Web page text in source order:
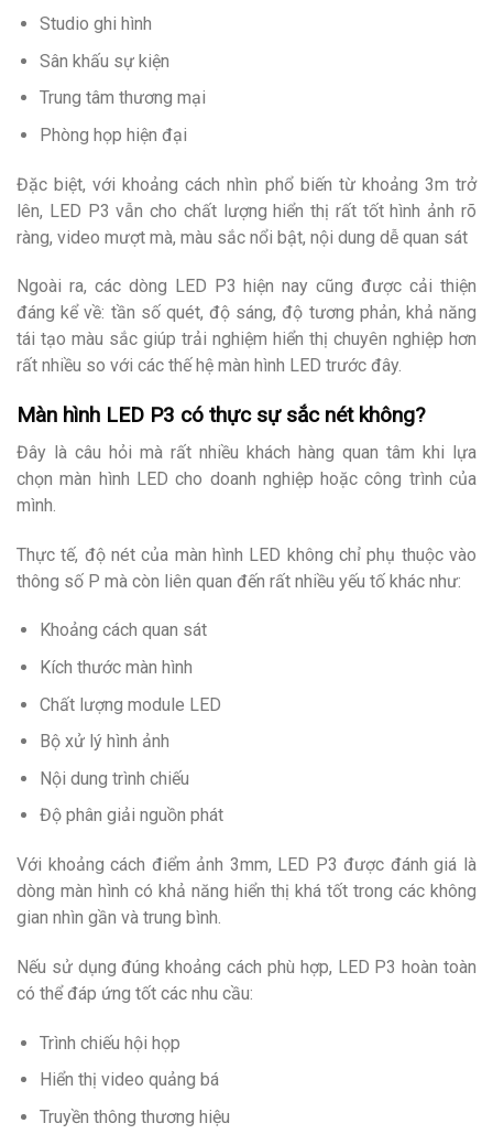
Studio ghi hình
Sân khấu sự kiện
Trung tâm thương mại
Phòng họp hiện đại
Đặc biệt, với khoảng cách nhìn phổ biến từ khoảng 3m trở
lên, LED P3 vẫn cho chất lượng hiển thị rất tốt hình ảnh rõ
ràng, video mượt mà, màu sắc nổi bật, nội dung dễ quan sát
Ngoài ra, các dòng LED P3 hiện nay cũng được cải thiện
đáng kể về: tần số quét, độ sáng, độ tương phản, khả năng
tái tạo màu sắc giúp trải nghiệm hiển thị chuyên nghiệp hơn
rất nhiều so với các thế hệ màn hình LED trước đây.
Màn hình LED P3 có thực sự sắc nét không?
Đây là câu hỏi mà rất nhiều khách hàng quan tâm khi lựa
chọn màn hình LED cho doanh nghiệp hoặc công trình của
mình.
Thực tế, độ nét của màn hình LED không chỉ phụ thuộc vào
thông số P mà còn liên quan đến rất nhiều yếu tố khác như:
Khoảng cách quan sát
Kích thước màn hình
Chất lượng module LED
Bộ xử lý hình ảnh
Nội dung trình chiếu
Độ phân giải nguồn phát
Với khoảng cách điểm ảnh 3mm, LED P3 được đánh giá là
dòng màn hình có khả năng hiển thị khá tốt trong các không
gian nhìn gần và trung bình.
Nếu sử dụng đúng khoảng cách phù hợp, LED P3 hoàn toàn
có thể đáp ứng tốt các nhu cầu:
Trình chiếu hội họp
Hiển thị video quảng bá
Truyền thông thương hiệu